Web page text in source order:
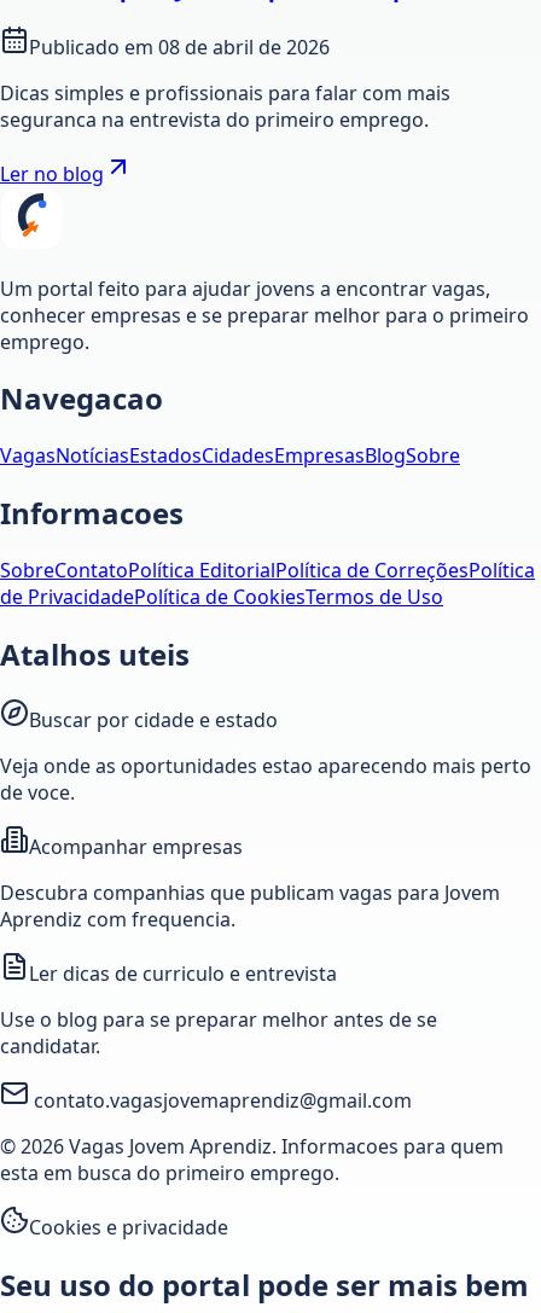
Publicado em 08 de abril de 2026
Dicas simples e profissionais para falar com mais
seguranca na entrevista do primeiro emprego.
Ler no blog
Um portal feito para ajudar jovens a encontrar vagas,
conhecer empresas e se preparar melhor para o primeiro
emprego.
Navegacao
VagasNotíciasEstadosCidadesEmpresasBlogSobre
Informacoes
SobreContatoPolítica EditorialPolítica de CorreçõesPolítica
de PrivacidadePolítica de CookiesTermos de Uso
Atalhos uteis
Buscar por cidade e estado
Veja onde as oportunidades estao aparecendo mais perto
de voce.
Acompanhar empresas
Descubra companhias que publicam vagas para Jovem
Aprendiz com frequencia.
Ler dicas de curriculo e entrevista
Use o blog para se preparar melhor antes de se
candidatar.
contato.vagasjovemaprendiz@gmail.com
© 2026 Vagas Jovem Aprendiz. Informacoes para quem
esta em busca do primeiro emprego.
Cookies e privacidade
Seu uso do portal pode ser mais bem